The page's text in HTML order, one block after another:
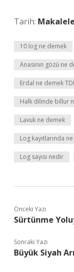
Tarih:
10 log ne demek
Anasının gözü ne
Erdal ne demek
Halk dilinde billur
Lavuk ne demek
Log kayıtlarında ne
Log sayısı nedir
Önceki Yazı
Sürtünme
Sonraki Yazı
Büyük Siyah